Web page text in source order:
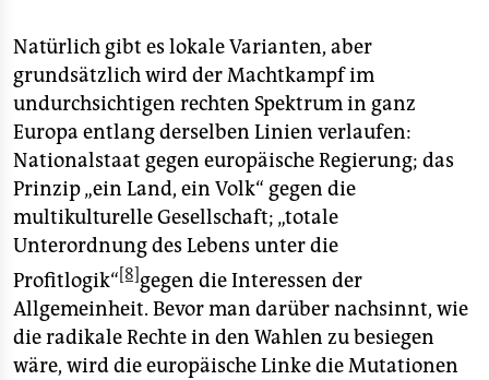
Natürlich gibt es lokale Varianten, aber
grundsätzlich wird der Machtkampf im
undurchsichtigen rechten Spektrum in ganz
Europa entlang derselben Linien verlaufen:
Nationalstaat gegen europäische Regierung; das
Prinzip „ein Land, ein Volk“ gegen die
multikulturelle Gesellschaft; „totale
Unterordnung des Lebens unter die
Profitlogik“[8]gegen die Interessen der
Allgemeinheit. Bevor man darüber nachsinnt, wie
die radikale Rechte in den Wahlen zu besiegen
wäre, wird die europäische Linke die Mutationen